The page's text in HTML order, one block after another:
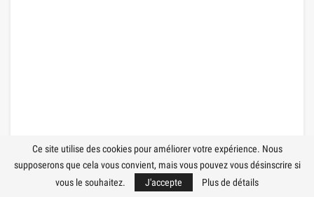
11 bästa skidorter i Dolomiterna
Ce site utilise des cookies pour améliorer votre expérience. Nous
supposerons que cela vous convient, mais vous pouvez vous désinscrire si
vous le souhaitez.
J'accepte Plus de détails